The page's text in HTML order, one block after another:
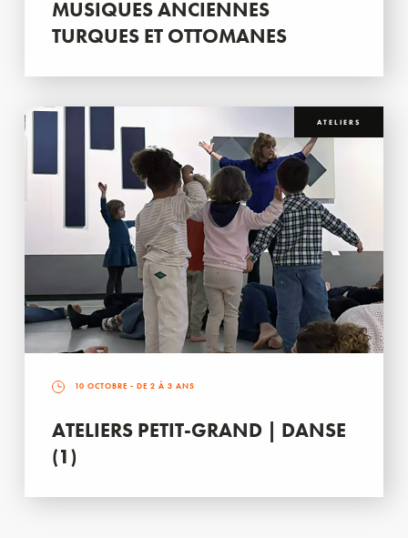
MUSIQUES ANCIENNES
TURQUES ET OTTOMANES
ATELIERS
10 OCTOBRE - DE 2 À 3 ANS
ATELIERS PETIT-GRAND | DANSE
(1)